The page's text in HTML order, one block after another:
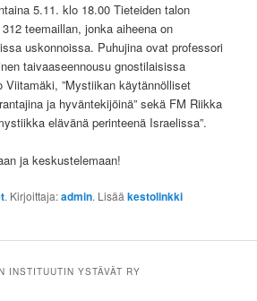
5.11. klo 18.00 Tieteiden talon
teemaillan, jonka aiheena on
uskonnoissa. Puhujina ovat professori
taivaaseennousu gnostilaisissa
Viitamäki, ”Mystiikan käytännölliset
ja hyväntekijöinä” sekä FM Riikka
elävänä perinteenä Israelissa”.
ja keskustelemaan!
. Kirjoittaja:admin. Lisääkestolinkki
INSTITUUTIN YSTÄVÄT RY